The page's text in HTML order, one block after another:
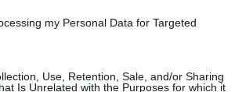
my Personal Data for Targeted
Use, Retention, Sale, and/or Sharing
Is Unrelated with the Purposes for which it